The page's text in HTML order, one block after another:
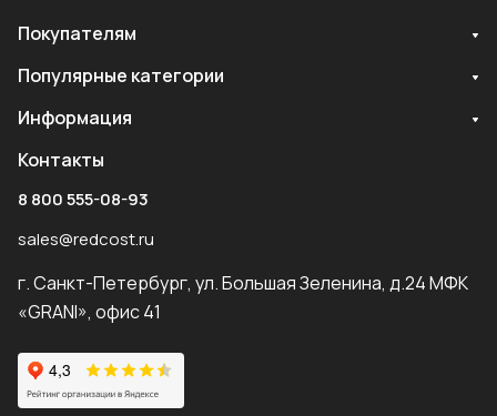
Покупателям
Популярные категории
Информация
Контакты
8 800 555-08-93
sales@redcost.ru
г. Санкт-Петербург, ул. Большая Зеленина, д.24 МФК
«GRANI», офис 41